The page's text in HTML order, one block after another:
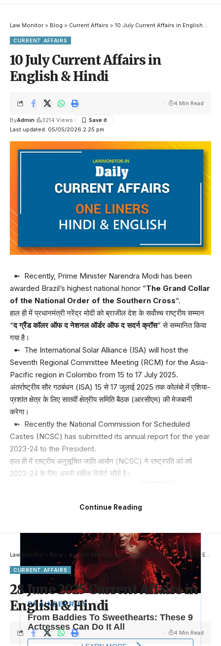
Law Monitor > Blog > Current Affairs > 10 July Current Affairs in English & Hindi
CURRENT AFFAIRS
10 July Current Affairs in
English & Hindi
Last updated: 05/05/2026 2:25 pm
ByAdmin 3214 Views
4 Min Read
➼ Recently, Prime Minister Narendra Modi has been
awarded Brazil’s highest national honor “The Grand Collar
of the National Order of the Southern Cross“.
हाल ही में प्रधानमंत्री नरेंद्र मोदी को ब्राजील देश के सर्वोच्च राष्ट्रीय सम्मान
“द ग्रैंड कॉलर ऑफ द नेशनल ऑर्डर ऑफ द सदर्न क्रॉस” से सम्मानित किया
गया है।
➼ The International Solar Alliance (ISA) will host the
Seventh Regional Committee Meeting (RCM) for the Asia-
Pacific region in Colombo from 15 to 17 July 2025.
अंतर्राष्ट्रीय सौर गठबंधन (ISA) 15 से 17 जुलाई 2025 तक कोलंबो में एशिया-
प्रशांत क्षेत्र के लिए सातवीं क्षेत्रीय समिति बैठक (आरसीएम) की मेजबानी
करेगा।
➼ Recently the National Commission for Scheduled
Castes (NCSC) has submitted its annual report for the year
2023-24 to the President.
हाल ही में राष्ट्रीय अनुसूचित जाति आयोग (NCSC) ने राष्ट्रपति को वर्ष
2023-24 के लिए अपनी वार्षिक रिपोर्ट सौंपी है।
Continue Reading
Law Monitor > Blog > Current Affairs >28 June 2025 Current Affairs in English & Hindi
CURRENT AFFAIRS
28 June 2025 Current Affairs in
English & Hindi
4 Min Read